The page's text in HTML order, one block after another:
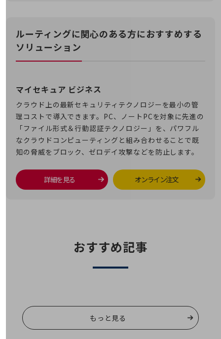
ビジネス向けスマートフォン
ドコモケータイ
5G対応ホームルーター
通信モジュール製品
衛星携帯電話
料金
料金TOP
端末の一元管理
セキュリティ
ルーティングに関心のある方におすすめする
ソリューション
マイセキュア ビジネス
クラウド上の最新セキュリティテクノロジーを最小の管
理コストで導入できます。PC、ノートPCを対象に先進の
「ファイル形式＆行動認証テクノロジー」を、パワフル
なクラウドコンピューティングと組み合わせることで既
知の脅威をブロック、ゼロデイ攻撃などを防止します。
詳細を見る オンライン注文
おすすめ記事
もっと見る